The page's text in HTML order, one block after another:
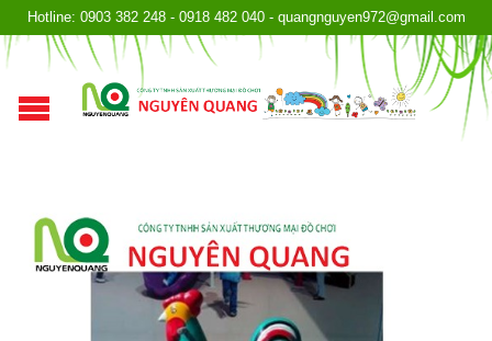
Hotline: 0903 382 248 - 0918 482 040 - quangnguyen972@gmail.com